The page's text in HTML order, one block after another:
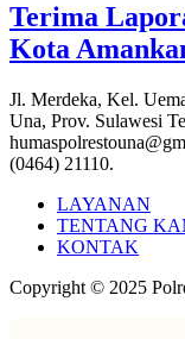
Terima
Kota
Jl. Merdeka, Kel.
Una, Prov. Sulawesi
(0464) 21110.
LAYANAN
TENTANG
KONTAK
Copyright © 2025